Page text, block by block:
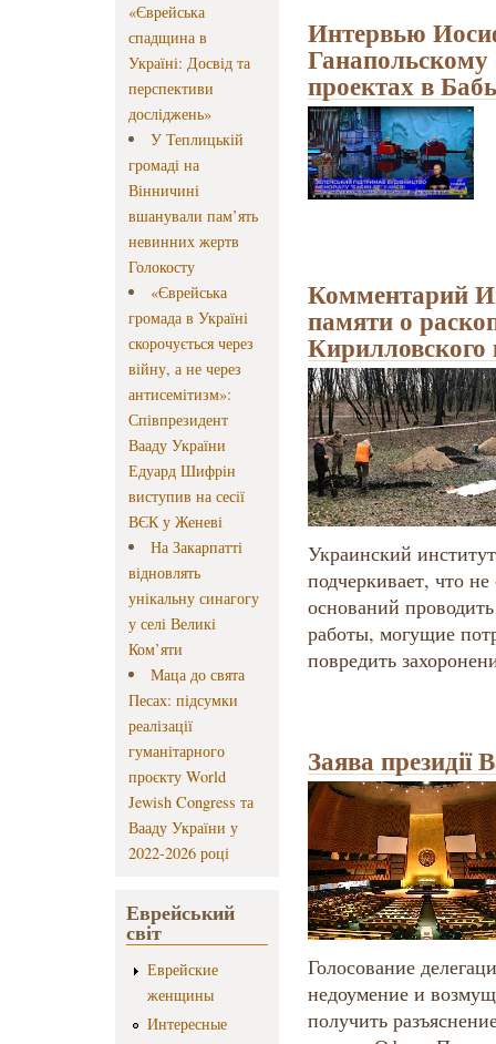
«Єврейська
спадщина в
Україні: Досвід та
перспективи
досліджень»
У Теплицькій
громаді на
Вінничині
вшанували пам’ять
невинних жертв
Голокосту
«Єврейська
громада в Україні
скорочується через
війну, а не через
антисемітизм»:
Співпрезидент
Вааду України
Едуард Шифрін
виступив на сесії
ВЄК у Женеві
На Закарпатті
відновлять
унікальну синагогу
у селі Великі
Ком’яти
Маца до свята
Песах: підсумки
реалізації
гуманітарного
проєкту World
Jewish Congress та
Вааду України у
2022-2026 році
Еврейський
світ
Еврейские
женщины
Интересные
Интервью
проектах в
Комментарий
памяти о
Украинский
подчеркивает, что
оснований
работы, могущие
повредить
Заява президії
Голосование
недоумение и
получить